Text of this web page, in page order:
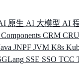
原生 AI 大模型 AI
Components CRM
JNPF JVM K8s
SSE SSO TCC